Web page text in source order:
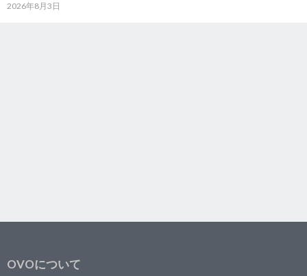
2026年8月3日
OVOについて